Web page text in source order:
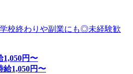
校終わりや副業にも◎未経験歓
1,050円〜
給1,050円〜